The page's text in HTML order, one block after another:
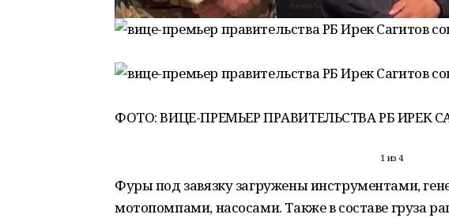
ФОТО: ВИЦЕ-ПРЕМЬЕР ПРАВИТЕЛЬСТВА РБ ИРЕК
1 из 4
Фуры под завязку загружены инструментами,
мотопомпами, насосами. Также в составе груза